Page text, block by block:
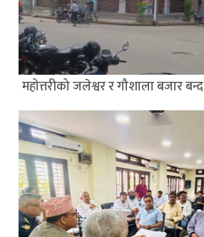
महोत्तरीको जलेश्वर र गौशाला बजार बन्द